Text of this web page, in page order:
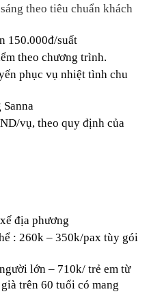
theo tiêu chuẩn khách
150.000đ/suất
theo chương trình.
phục vụ nhiệt tình chu
vụ, theo quy định của
địa phương
: 260k – 350k/pax tùy gói
lớn – 710k/ trẻ em từ
trên 60 tuổi có mang